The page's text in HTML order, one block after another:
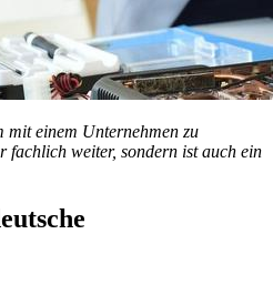
einem Unternehmen zu
fachlich weiter, sondern ist auch ein